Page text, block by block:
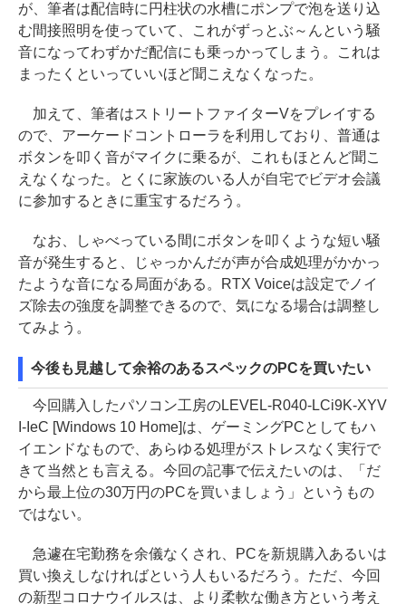
が、筆者は配信時に円柱状の水槽にポンプで泡を送り込
む間接照明を使っていて、これがずっとぶ～んという騒
音になってわずかだ配信にも乗っかってしまう。これは
まったくといっていいほど聞こえなくなった。
加えて、筆者はストリートファイターVをプレイする
ので、アーケードコントローラを利用しており、普通は
ボタンを叩く音がマイクに乗るが、これもほとんど聞こ
えなくなった。とくに家族のいる人が自宅でビデオ会議
に参加するときに重宝するだろう。
なお、しゃべっている間にボタンを叩くような短い騒
音が発生すると、じゃっかんだが声が合成処理がかかっ
たような音になる局面がある。RTX Voiceは設定でノイ
ズ除去の強度を調整できるので、気になる場合は調整し
てみよう。
今後も見越して余裕のあるスペックのPCを買いたい
今回購入したパソコン工房のLEVEL-R040-LCi9K-XYV
I-IeC [Windows 10 Home]は、ゲーミングPCとしてもハ
イエンドなもので、あらゆる処理がストレスなく実行で
きて当然とも言える。今回の記事で伝えたいのは、「だ
から最上位の30万円のPCを買いましょう」というもの
ではない。
急遽在宅勤務を余儀なくされ、PCを新規購入あるいは
買い換えしなければという人もいるだろう。ただ、今回
の新型コロナウイルスは、より柔軟な働き方という考え